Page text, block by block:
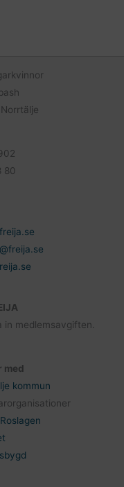
80
in medlemsavgiften.
med
kommun